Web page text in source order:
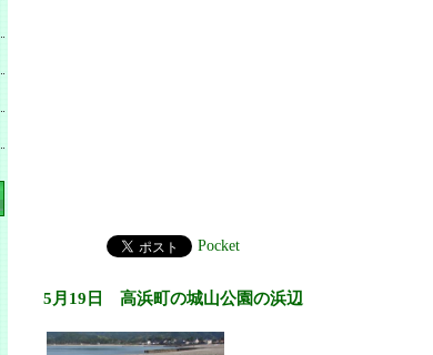
Pocket
5月19日 高浜町の城山公園の浜辺